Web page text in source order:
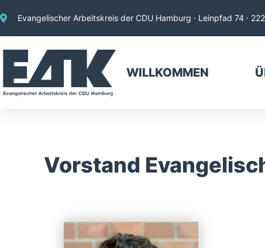
Evangelischer Arbeitskreis der CDU Hamburg · Leinpfad 74 ·
WILLKOMMEN
Vorstand